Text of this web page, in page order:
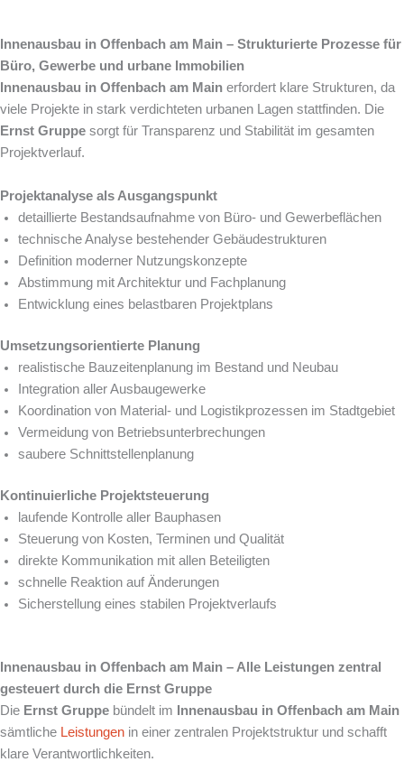
Innenausbau in Offenbach am Main – Strukturierte Prozesse für
Büro, Gewerbe und urbane Immobilien
Innenausbau in Offenbach am Main erfordert klare Strukturen, da
viele Projekte in stark verdichteten urbanen Lagen stattfinden. Die
Ernst Gruppe sorgt für Transparenz und Stabilität im gesamten
Projektverlauf.
Projektanalyse als Ausgangspunkt
detaillierte Bestandsaufnahme von Büro- und Gewerbeflächen
technische Analyse bestehender Gebäudestrukturen
Definition moderner Nutzungskonzepte
Abstimmung mit Architektur und Fachplanung
Entwicklung eines belastbaren Projektplans
Umsetzungsorientierte Planung
realistische Bauzeitenplanung im Bestand und Neubau
Integration aller Ausbaugewerke
Koordination von Material- und Logistikprozessen im Stadtgebiet
Vermeidung von Betriebsunterbrechungen
saubere Schnittstellenplanung
Kontinuierliche Projektsteuerung
laufende Kontrolle aller Bauphasen
Steuerung von Kosten, Terminen und Qualität
direkte Kommunikation mit allen Beteiligten
schnelle Reaktion auf Änderungen
Sicherstellung eines stabilen Projektverlaufs
Innenausbau in Offenbach am Main – Alle Leistungen zentral
gesteuert durch die Ernst Gruppe
Die Ernst Gruppe bündelt im
Innenausbau in Offenbach am Main
sämtliche Leistungen in einer zentralen Projektstruktur und schafft
klare Verantwortlichkeiten.